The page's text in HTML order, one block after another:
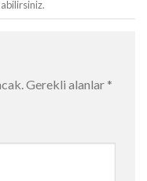
Gerekli alanlar *